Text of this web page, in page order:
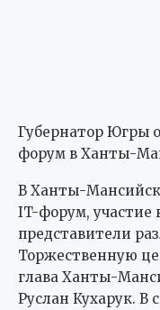
Губернатор Югры
форум в Ханты-
В Ханты-
IT-форум, участие
представители
Торжественную
глава Ханты-
Руслан Кухарук. В